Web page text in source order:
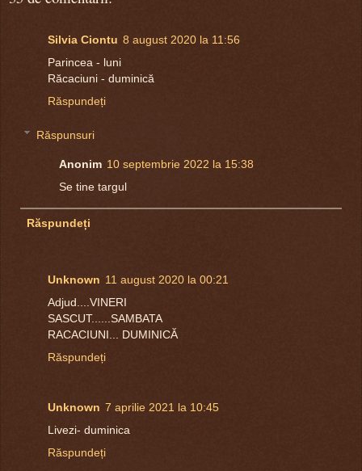
Silvia Ciontu 8 august 2020 la 11:56
Parincea - luni
Răcaciuni - duminică
Răspundeți
Răspunsuri
Anonim 10 septembrie 2022 la 15:38
Se tine targul
Răspundeți
Unknown 11 august 2020 la 00:21
Adjud....VINERI
SASCUT......SAMBATA
RACACIUNI... DUMINICĂ
Răspundeți
Unknown 7 aprilie 2021 la 10:45
Livezi- duminica
Răspundeți